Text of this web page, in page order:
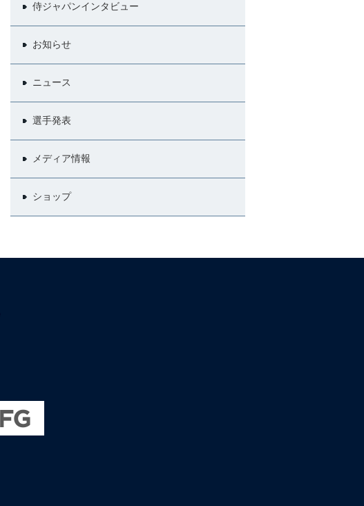
侍ジャパンインタビュー
お知らせ
ニュース
選手発表
メディア情報
ショップ